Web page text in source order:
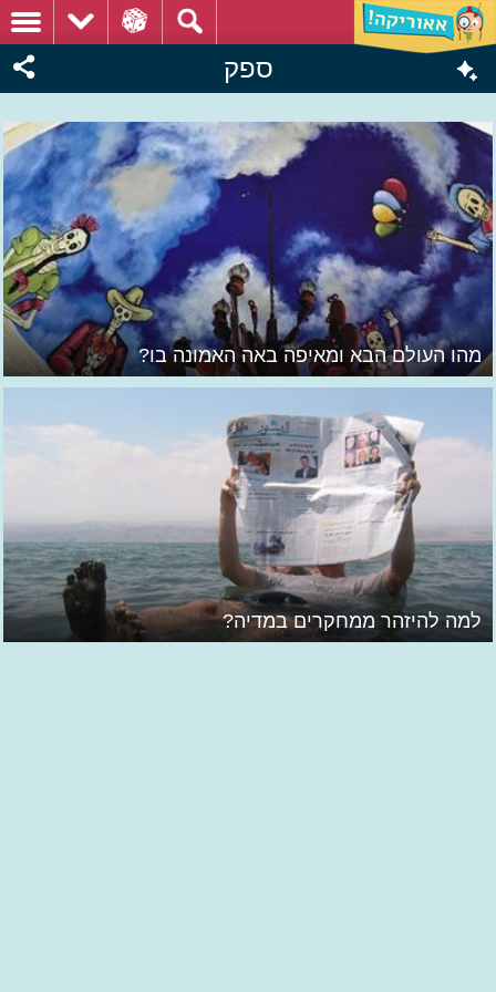
ספק
מהו העולם הבא ומאיפה באה האמונה בו?
למה להיזהר ממחקרים במדיה?